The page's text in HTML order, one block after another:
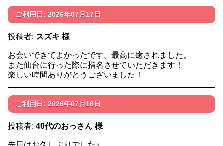
ご利用日: 2026年07月17日
投稿者: スズキ 様
お会いできてよかったです。最高に癒されました。
また仙台に行った際に指名させていただきます！
楽しい時間ありがとうございました！
ご利用日: 2026年07月16日
投稿者: 40代のおっさん 様